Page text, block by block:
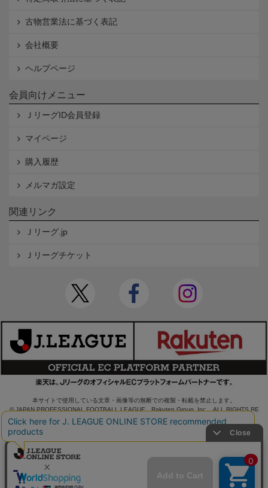
古物営業法に基づく表記
会社概要
ヘルプページ
会員向けメニュー
ＪリーグID会員登録
マイページ
購入履歴
メルマガ設定
関連リンク
Ｊリーグ.jp
Ｊリーグチケット
本サイトで使用している文章・画像等の無断での複製・転載を禁止します。
© JAPAN PROFESSIONAL FOOTBALL LEAGUE Rakuten Group, Inc. ALL RIGHTS RE
SERVED.